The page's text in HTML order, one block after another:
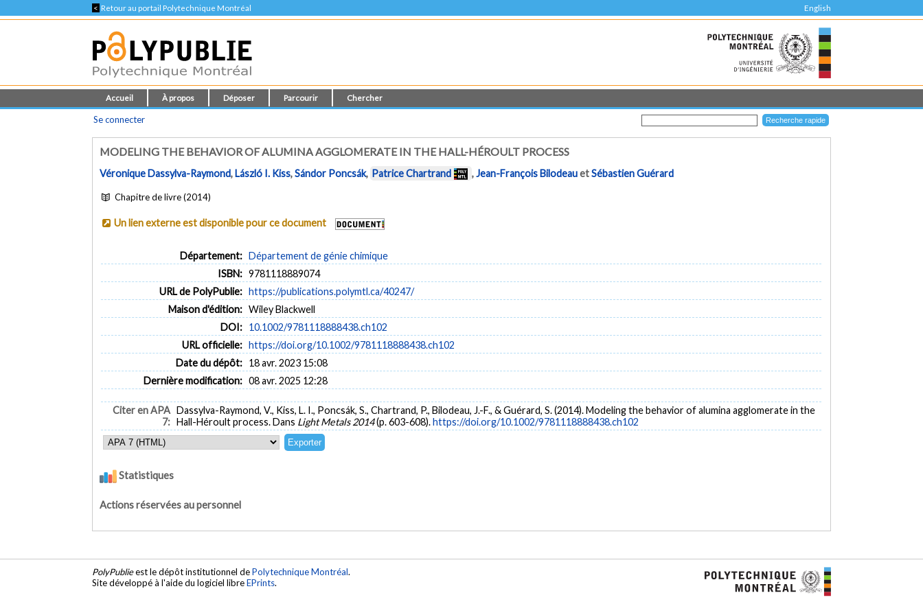
< Retour au portail Polytechnique Montréal English
Accueil À propos Déposer Parcourir Chercher
Se connecter
MODELING THE BEHAVIOR OF ALUMINA AGGLOMERATE IN THE HALL-HÉROULT PROCESS
Véronique Dassylva-Raymond,László I. Kiss,Sándor Poncsák, Patrice Chartrand ,Jean-François BilodeauetSébastien Guérard
Chapitre de livre (2014)
Un lien externe est disponible pour ce document
Département: Département de génie chimique
ISBN: 9781118889074
URL de PolyPublie: https://publications.polymtl.ca/40247/
Maison d'édition: Wiley Blackwell
DOI: 10.1002/9781118888438.ch102
URL officielle: https://doi.org/10.1002/9781118888438.ch102
Date du dépôt: 18 avr. 2023 15:08
Dernière modification: 08 avr. 2025 12:28
Citer en APA
7:
Dassylva-Raymond, V., Kiss, L. I., Poncsák, S., Chartrand, P., Bilodeau, J.-F., & Guérard, S. (2014). Modeling the behavior of alumina agglomerate in the
Hall-Héroult process. Dans Light Metals 2014(p. 603-608).https://doi.org/10.1002/9781118888438.ch102
Statistiques
Actions réservées au personnel
PolyPublieest le dépôt institutionnel dePolytechnique Montréal.
Site développé à l'aide du logiciel libreEPrints.